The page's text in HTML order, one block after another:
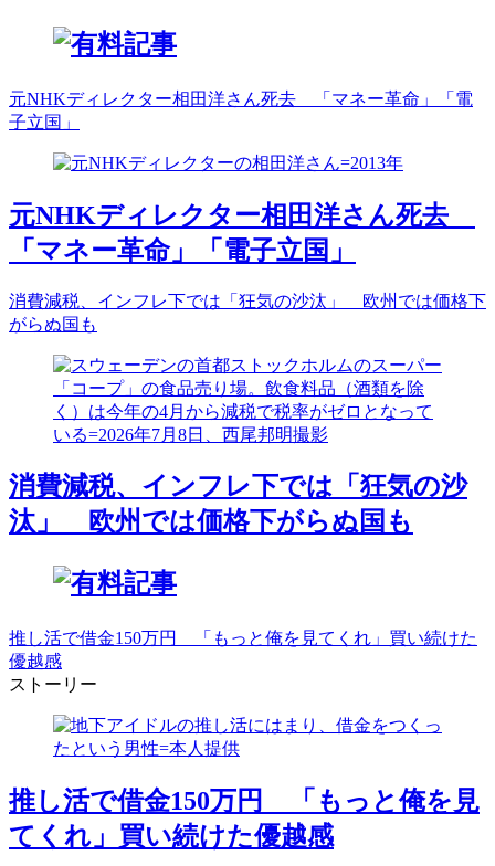
元NHKディレクター相田洋さん死去 「マネー革命」「電
子立国」
元NHKディレクター相田洋さん死去
「マネー革命」「電子立国」
消費減税、インフレ下では「狂気の沙汰」 欧州では価格下
がらぬ国も
消費減税、インフレ下では「狂気の沙
汰」 欧州では価格下がらぬ国も
推し活で借金150万円 「もっと俺を見てくれ」買い続けた
優越感
ストーリー
推し活で借金150万円 「もっと俺を見
てくれ」買い続けた優越感